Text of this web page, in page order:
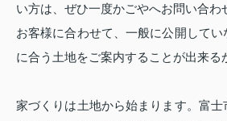
い方は、ぜひ一度かごやへお問い合わ
お客様に合わせて、一般に公開して
に合う土地をご案内することが出来る
家づくりは土地から始まります。富